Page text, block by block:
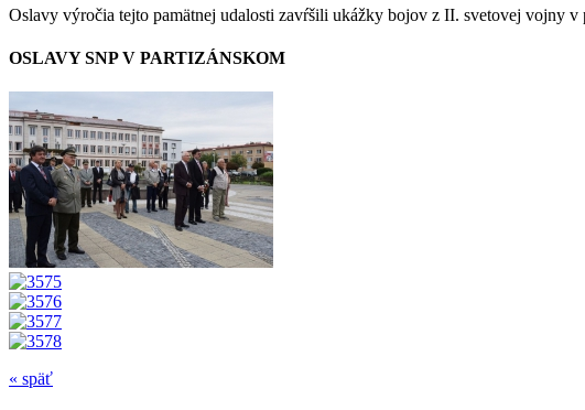
Oslavy výročia tejto pamätnej udalosti zavŕšili ukážky bojov z II. svetovej vojny
OSLAVY SNP V PARTIZÁNSKOM
« späť